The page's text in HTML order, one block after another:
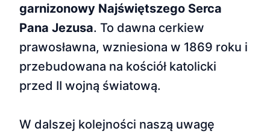
garnizonowy Najświętszego Serca
Pana Jezusa. To dawna cerkiew
prawosławna, wzniesiona w 1869 roku i
przebudowana na kościół katolicki
przed II wojną światową.
W dalszej kolejności naszą uwagę